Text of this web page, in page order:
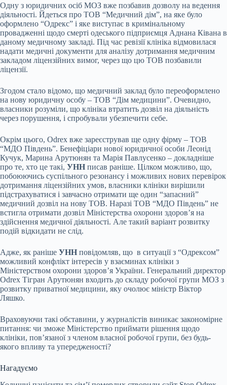
Одну з юридичних осіб МОЗ вже позбавив дозволу на ведення
діяльності. Йдеться про ТОВ “Медичний дім”, на яке було
оформлено “Одрекс” і яке виступає в кримінальному
провадженні щодо смерті одеського підприємця Аднана Ківана в
даному медичному закладі. Під час ревізії клініка відмовилася
надати медичні документи для аналізу дотримання медичним
закладом ліцензійних вимог, через що цю ТОВ позбавили
ліцензії.
Згодом стало відомо, що медичний заклад було переоформлено
на нову юридичну особу – ТОВ “Дім медицини”. Очевидно,
власники розуміли, що клініка втратить дозвіл на діяльність
через порушення, і спробували убезпечити себе.
Окрім цього, Odrex вже зареєстрував ще одну фірму – ТОВ
“МДО Південь”. Бенефіціари нової юридичної особи Леонід
Кучук, Марина Арутюнян та Марія Павлусенко – докладніше
про те, хто це такі, УНН писав раніше. Цілком можливо, що,
побоюючись суспільного резонансу і можливих нових перевірок
дотримання ліцензійних умов, власники клініки вирішили
підстрахуватися і завчасно отримати ще один “запасний”
медичний дозвіл на нову ТОВ. Наразі ТОВ “МДО Південь” не
встигла отримати дозвіл Міністерства охорони здоров’я на
здійснення медичної діяльності. Але такий варіант розвитку
подій відкидати не слід.
Адже, як раніше УНН повідомляв, що в ситуації з “Одрексом”
можливий конфлікт інтересів у взаєминах клініки з
Міністерством охорони здоровʼя України. Генеральний директор
Odrex Тігран Арутюнян входить до складу робочої групи МОЗ з
розвитку приватної медицини, яку очолює міністр Віктор
Ляшко.
Враховуючи такі обставини, у журналістів виникає закономірне
питання: чи зможе Міністерство приймати рішення щодо
клініки, пов’язаної з членом власної робочої групи, без будь-
якого впливу та упередженості?
Нагадуємо